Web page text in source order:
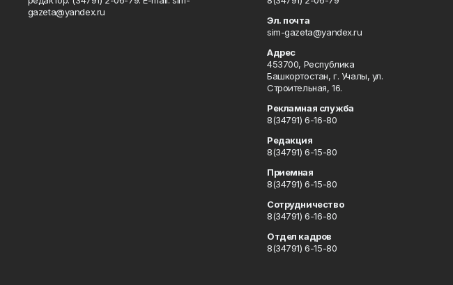
gazeta@yandex.ru
Эл. почта
sim-gazeta@yandex.ru
Адрес
453700, Республика
Башкортостан, г. Учалы, ул.
Строительная, 16.
Рекламная служба
8(34791) 6-16-80
Редакция
8(34791) 6-15-80
Приемная
8(34791) 6-15-80
Сотрудничество
8(34791) 6-16-80
Отдел кадров
8(34791) 6-15-80